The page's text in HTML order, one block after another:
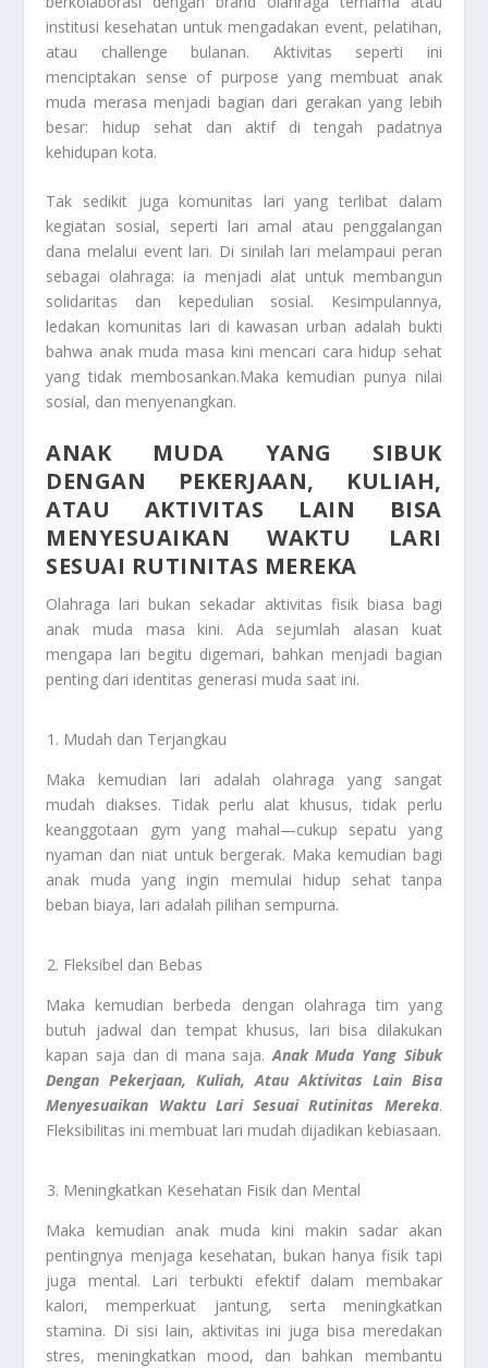
institusi kesehatan untuk mengadakan event, pelatihan,
atau challenge bulanan. Aktivitas seperti ini
menciptakan sense of purpose yang membuat anak
muda merasa menjadi bagian dari gerakan yang lebih
besar: hidup sehat dan aktif di tengah padatnya
kehidupan kota.
Tak sedikit juga komunitas lari yang terlibat dalam
kegiatan sosial, seperti lari amal atau penggalangan
dana melalui event lari. Di sinilah lari melampaui peran
sebagai olahraga: ia menjadi alat untuk membangun
solidaritas dan kepedulian sosial. Kesimpulannya,
ledakan komunitas lari di kawasan urban adalah bukti
bahwa anak muda masa kini mencari cara hidup sehat
yang tidak membosankan.Maka kemudian punya nilai
sosial, dan menyenangkan.
ANAK MUDA YANG SIBUK
DENGAN PEKERJAAN, KULIAH,
ATAU AKTIVITAS LAIN BISA
MENYESUAIKAN WAKTU LARI
SESUAI RUTINITAS MEREKA
Olahraga lari bukan sekadar aktivitas fisik biasa bagi
anak muda masa kini. Ada sejumlah alasan kuat
mengapa lari begitu digemari, bahkan menjadi bagian
penting dari identitas generasi muda saat ini.
Mudah dan Terjangkau
Maka kemudian lari adalah olahraga yang sangat
mudah diakses. Tidak perlu alat khusus, tidak perlu
keanggotaan gym yang mahal—cukup sepatu yang
nyaman dan niat untuk bergerak. Maka kemudian bagi
anak muda yang ingin memulai hidup sehat tanpa
beban biaya, lari adalah pilihan sempurna.
Fleksibel dan Bebas
Maka kemudian berbeda dengan olahraga tim yang
butuh jadwal dan tempat khusus, lari bisa dilakukan
kapan saja dan di mana saja.Anak Muda Yang Sibuk
Dengan Pekerjaan, Kuliah, Atau Aktivitas Lain Bisa
Menyesuaikan Waktu Lari Sesuai Rutinitas Mereka.
Fleksibilitas ini membuat lari mudah dijadikan kebiasaan.
Meningkatkan Kesehatan Fisik dan Mental
Maka kemudian anak muda kini makin sadar akan
pentingnya menjaga kesehatan, bukan hanya fisik tapi
juga mental. Lari terbukti efektif dalam membakar
kalori, memperkuat jantung, serta meningkatkan
stamina. Di sisi lain, aktivitas ini juga bisa meredakan
stres, meningkatkan mood, dan bahkan membantu